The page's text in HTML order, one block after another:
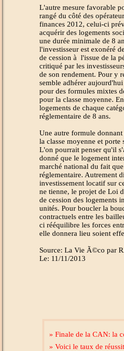
L'autre mesure favorable
rangé du côté des
finances 2012, celui-ci
acquérir des logements
une durée minimale de 8
l'investisseur est exonéré
de cession à l'issue de la
critiqué par les
de son rendement. Pour y
semble adhérer
pour des formules mixtes
pour la classe moyenne.
logements de chaque
réglementaire de 8 ans.
Une autre formule
la classe moyenne et
L'on pourrait penser qu'il
donné que le logement
marché national du fait
réglementaire. Autrement
investissement locatif sur
ne tienne, le projet de Loi
de cession des logements
unités. Pour boucler la
contractuels entre les
ci rééquilibre les forces
elle donnera lieu soient
Source: La Vie Ã©co par
Le: 11/11/2013
» Finale de la CAN: la
» Voici le taux de